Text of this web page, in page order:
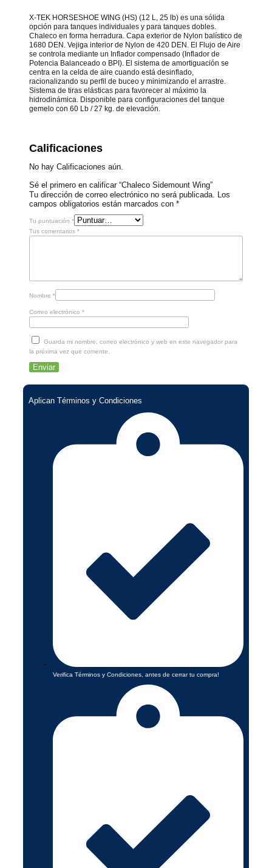
X-TEK HORSESHOE WING (HS) (12 L, 25 lb) es una sólida
opción para tanques individuales y para tanques dobles.
Chaleco en forma herradura. Capa exterior de Nylon balístico de
1680 DEN. Vejiga interior de Nylon de 420 DEN. El Flujo de Aire
se controla mediante un Inflador compensado (Inflador de
Potencia Balanceado o BPI). El sistema de amortiguación se
centra en la celda de aire cuando está desinflado,
racionalizando su perfil de buceo y minimizando el arrastre.
Sistema de tiras elásticas para favorecer al máximo la
hidrodinámica. Disponible para configuraciones del tanque
gemelo con 60 Lb / 27 kg. de elevación.
Calificaciones
No hay Calificaciones aún.
Sé el primero en calificar “Chaleco Sidemount Wing”
Tu dirección de correo electrónico no será publicada. Los
campos obligatorios están marcados con *
Tu puntuación *
Tus comentarios *
Nombre *
Correo electrónico *
Guarda mi nombre, correo electrónico y web en este navegador para
la próxima vez que comente.
Aplican Términos y Condiciones
Verifica Términos y Condiciones, antes de cerrar tu compra!